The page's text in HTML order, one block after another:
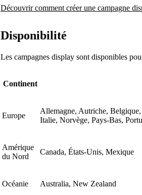
Découvrir comment créer une campagne
Disponibilité
Les campagnes display sont disponibles
Continent
Europe
Allemagne, Autriche,
Italie, Norvège, Pays-Bas,
Amérique
du Nord
Canada, États-Unis, Mexique
Océanie Australia, New Zealand